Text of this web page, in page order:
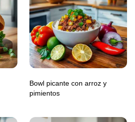
Bowl picante con arroz y
pimientos